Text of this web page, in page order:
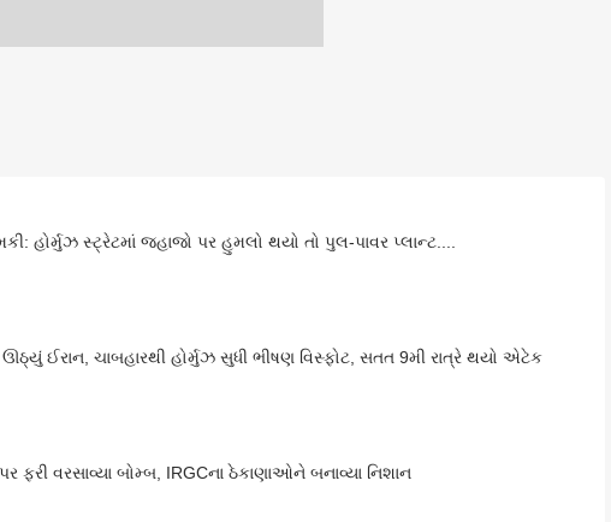
હોર્મુઝ સ્ટ્રેટમાં જહાજો પર હુમલો થયો તો પુલ-પાવર પ્લાન્ટ....
ઈરાન, ચાબહારથી હોર્મુઝ સુધી ભીષણ વિસ્ફોટ, સતત 9મી રાત્રે થયો એટેક
ફરી વરસાવ્યા બોમ્બ, IRGCના ઠેકાણાઓને બનાવ્યા નિશાન